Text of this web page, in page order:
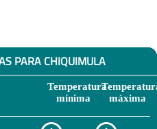
PARA CHIQUIMULA
Temperatura
mínima
máxima